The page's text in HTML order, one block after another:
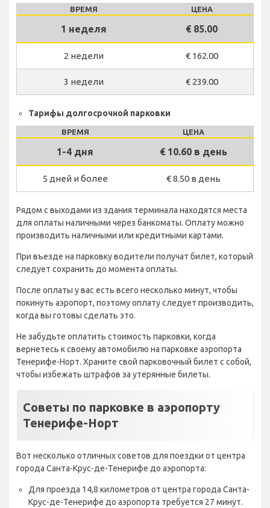
ВРЕМЯ ЦЕНА
1 неделя € 85.00
2 недели € 162.00
3 недели € 239.00
Тарифы долгосрочной парковки
ВРЕМЯ ЦЕНА
1-4 дня € 10.60 в день
5 дней и более € 8.50 в день
Рядом с выходами из здания терминала находятся места
для оплаты наличными через банкоматы. Оплату можно
производить наличными или кредитными картами.
При въезде на парковку водители получат билет, который
следует сохранить до момента оплаты.
После оплаты у вас есть всего несколько минут, чтобы
покинуть аэропорт, поэтому оплату следует производить,
когда вы готовы сделать это.
Не забудьте оплатить стоимость парковки, когда
вернетесь к своему автомобилю на парковке аэропорта
Тенерифе-Норт. Храните свой парковочный билет с собой,
чтобы избежать штрафов за утерянные билеты.
Советы по парковке в аэропорту
Тенерифе-Норт
Вот несколько отличных советов для поездки от центра
города Санта-Крус-де-Тенерифе до аэропорта:
Для проезда 14,8 километров от центра города Санта-
Крус-де-Тенерифе до аэропорта требуется 27 минут.